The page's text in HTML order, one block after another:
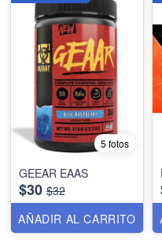
5 fotos
GEEAR EAAS
$30 $32
AÑADIR AL CARRITO